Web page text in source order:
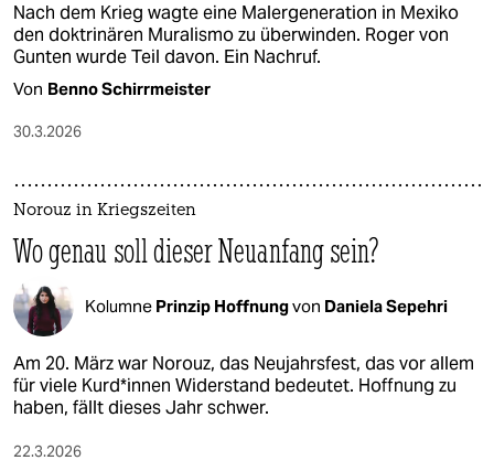
Nach dem Krieg wagte eine Malergeneration in Mexiko
den doktrinären Muralismo zu überwinden. Roger von
Gunten wurde Teil davon. Ein Nachruf.
Von Benno Schirrmeister
30.3.2026
Norouz in Kriegszeiten
Wo genau soll dieser Neuanfang sein?
Kolumne Prinzip Hoffnungvon Daniela Sepehri
Am 20. März war Norouz, das Neujahrsfest, das vor allem
für viele Kur­d*in­nen Widerstand bedeutet. Hoffnung zu
haben, fällt dieses Jahr schwer.
22.3.2026